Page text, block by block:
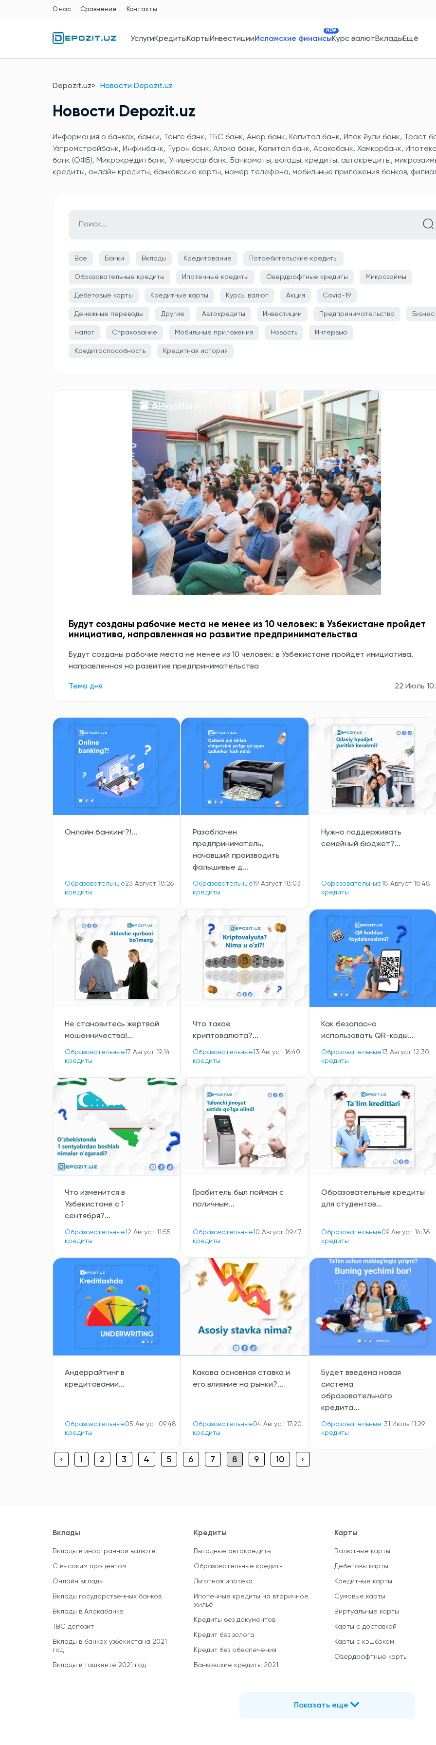
О нас Сравнение Контакты
УслугиКредитыКартыИнвестицииИсламские финансы
NEW
Курс валютВкладыЕщё
Depozit.uz Новости Depozit.uz
Новости Depozit.uz
Информация о банках, банки, Тенге банк, ТБС банк, Анор банк, Капитал банк, Ипак йули банк, Траст
Узпромстройбанк, Инфинбанк, Турон банк, Алока банк, Капитал банк, Асакабанк, Хамкорбанк,
банк (ОФБ), Микрокредитбанк, Универсалбанк. Банкоматы, вклады, кредиты, автокредиты,
кредиты, онлайн кредиты, банковские карты, номер телефона, мобильные приложения банков,
Все Банки Вклады Кредитование Потребительские кредиты
Образовательные кредиты Ипотечные кредиты Овердрафтные кредиты Микрозаймы
Дебетовые карты Кредитные карты Курсы валют Акция Covid-19
Денежные переводы Другие Автокредиты Инвестиции Предпринимательство Бизнес
Налог Страхование Мобильные приложения Новость Интервью
Кредитоспособность Кредитная история
Будут созданы рабочие места не менее из 10 человек: в Узбекистане пройдет
инициатива, направленная на развитие предпринимательства
Будут созданы рабочие места не менее из 10 человек: в Узбекистане пройдет инициатива,
направленная на развитие предпринимательства
Тема дня 22 Июль
Онлайн банкинг?!...
Образовательные
кредиты
23 Август 18:26
Разоблачен
предприниматель,
начавший производить
фальшивые д...
Образовательные
кредиты
19 Август 18:03
Нужно поддерживать
семейный бюджет?...
Образовательные
кредиты
18 Август 18:48
Не становитесь жертвой
мошенничества!...
Образовательные
кредиты
17 Август 19:14
Что такое
криптовалюта?...
Образовательные
кредиты
13 Август 16:40
Как безопасно
использовать QR-коды...
Образовательные
кредиты
13 Август 12:30
Что изменится в
Узбекистане с 1
сентября?...
Образовательные
кредиты
12 Август 11:55
Грабитель был пойман с
поличным...
Образовательные
кредиты
10 Август 09:47
Образовательные кредиты
для студентов...
Образовательные
кредиты
09 Август 14:36
Андеррайтинг в
кредитовании...
Образовательные
кредиты
05 Август 09:48
Какова основная ставка и
его влияние на рынки?...
Образовательные
кредиты
04 Август 17:20
Будет введена новая
система
образовательного
кредита...
Образовательные
кредиты
31 Июль 11:29
‹ 1 2 3 4 5 6 7 8 9 10 ›
Вклады
Вклады в иностранной валюте
С высоким процентом
Онлайн вклады
Вклады государственных банков
Вклады в Алокабанке
TBC депозит
Вклады в банках узбекистана 2021
год
Вклады в ташкенте 2021 год
Кредиты
Выгодные автокредиты
Образовательные кредиты
Льготная ипотека
Ипотечные кредиты на вторичное
жильё
Кредиты без документов
Кредит без залога
Кредит без обеспечения
Банковские кредиты 2021
Карты
Валютные карты
Дебетовы карты
Кредитные карты
Сумовые карты
Виртуальные карты
Карты с доставкой
Карты с кэшбэком
Овердрафтные карты
Показать еще